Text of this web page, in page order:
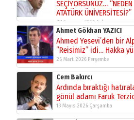
SEÇİYORSUNUZ… “NEDEN
ATATÜRK ÜNİVERSİTESİ?”
28 Temmuz 2026 Salı
Ahmet Gökhan YAZICI
Ahmed Yesevi’den bir
”Reisimiz” idi… Hakka
26 Mart 2026 Perşembe
Cem Bakırcı
Ardında bıraktığı
gönül adamı Faruk
13 Mayıs 2026 Çarşamba